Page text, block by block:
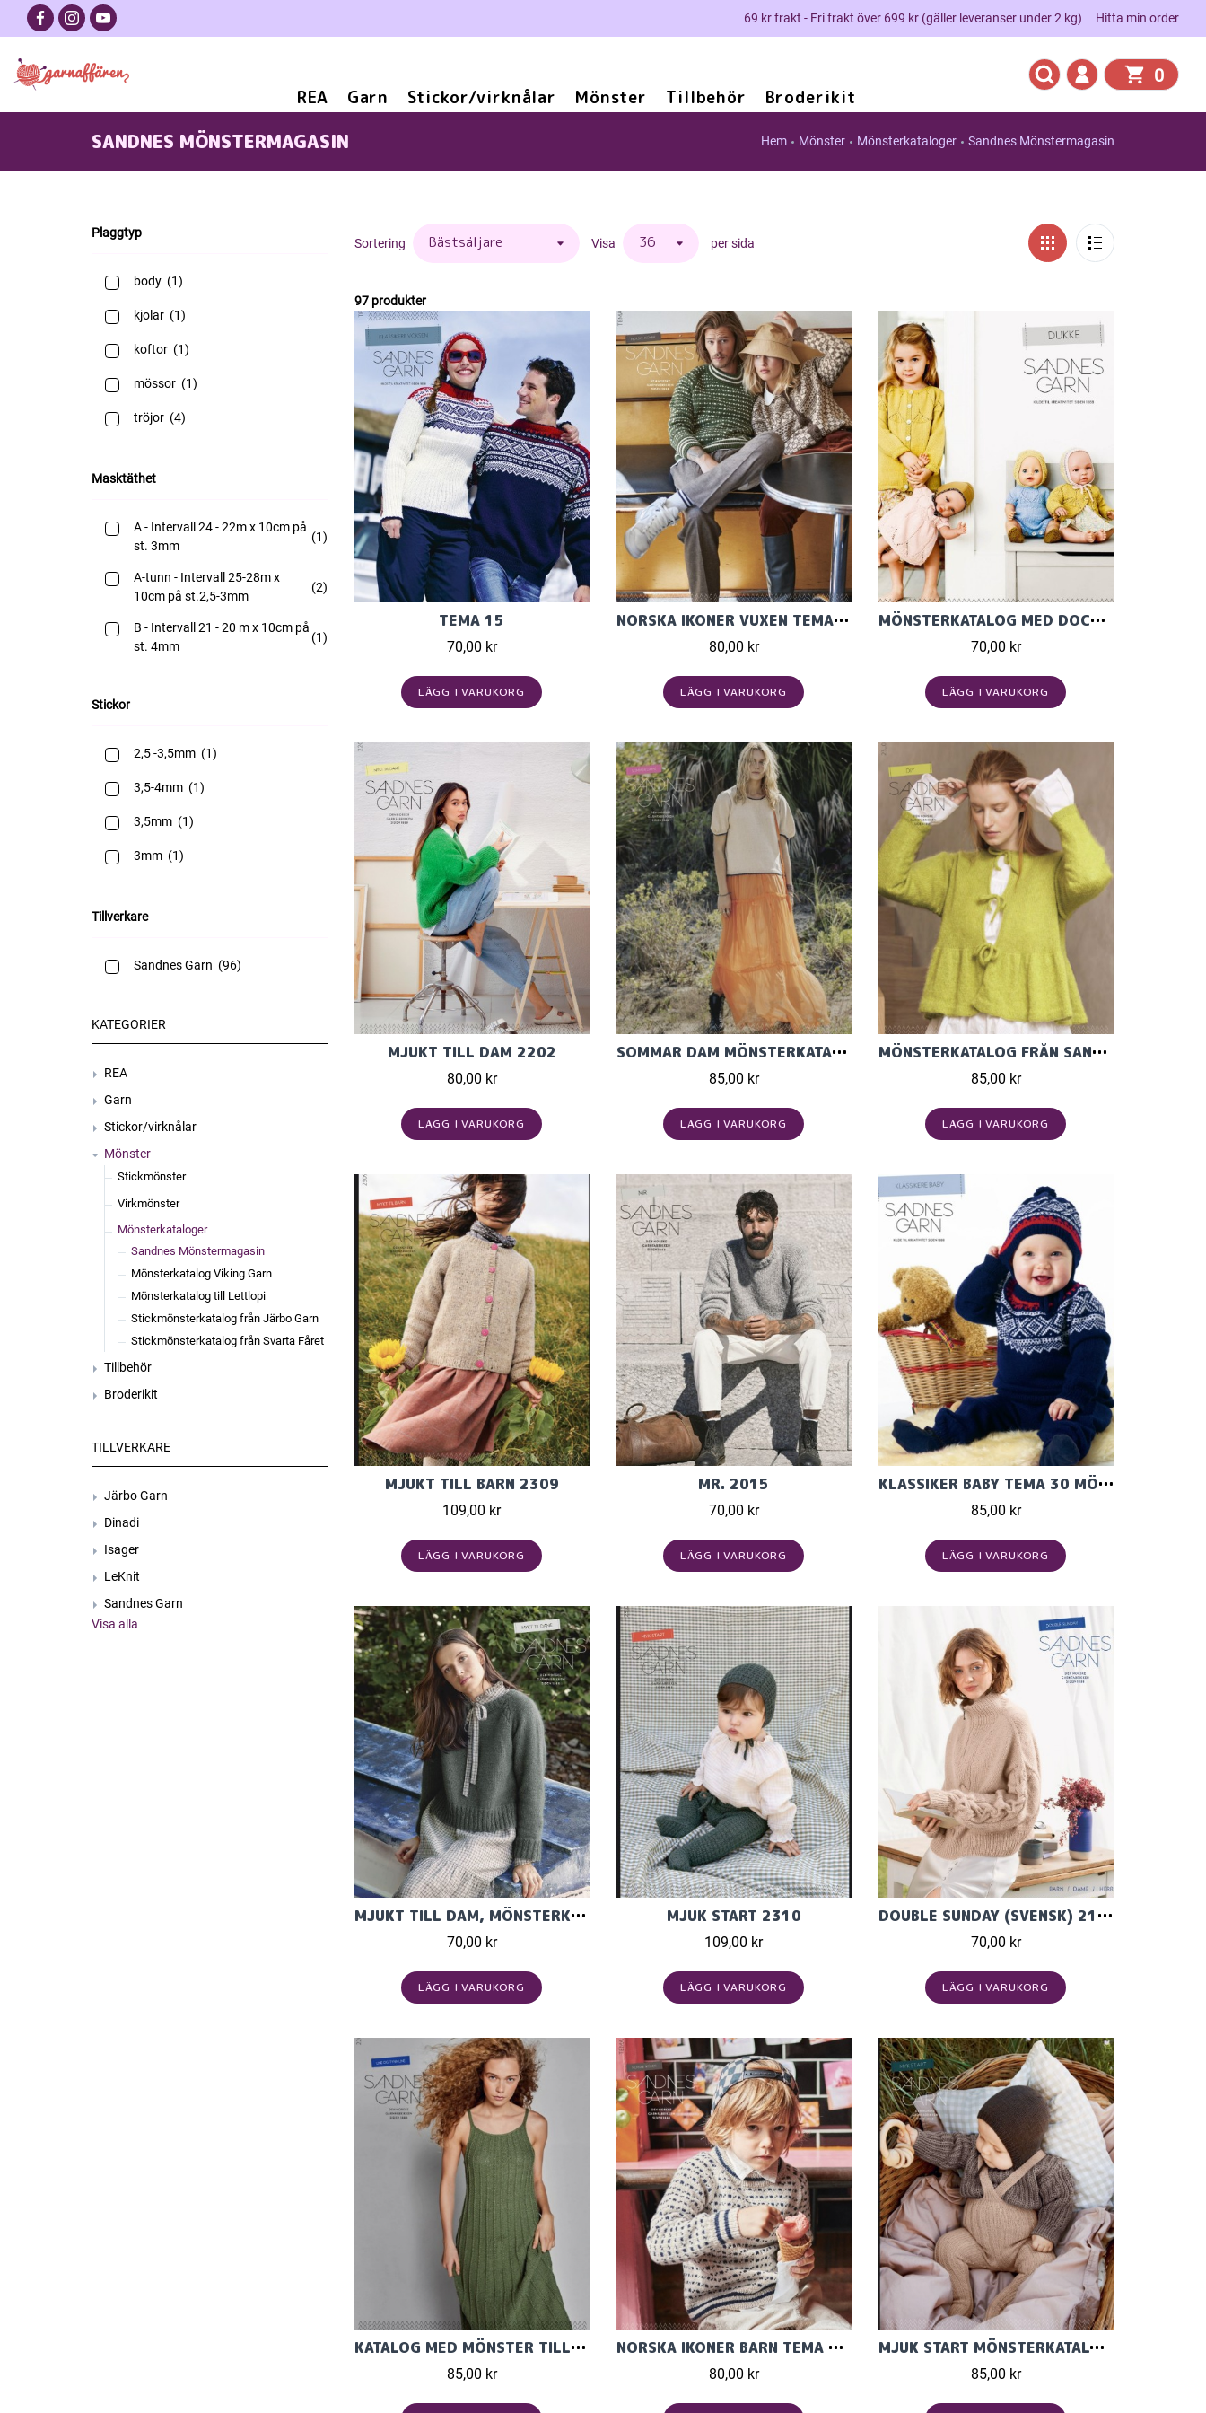
69 kr frakt - Fri frakt över 699 kr (gäller leveranser under 2 kg) Hitta min order
REA Garn Stickor/virknålar Mönster Tillbehör Broderikit
0
SANDNES MÖNSTERMAGASIN Hem Mönster Mönsterkataloger Sandnes Mönstermagasin
Sortering Visa per sida
97 produkter
TEMA 15
70,00 kr
LÄGG I VARUKORG
NORSKA IKONER VUXEN TEMA 72, MÖNSTER PÅ NORSKA
80,00 kr
LÄGG I VARUKORG
MÖNSTERKATALOG MED DOCK KLÄDER FRÅN SANDNES GARN TEMA 54
70,00 kr
LÄGG I VARUKORG
MJUKT TILL DAM 2202
80,00 kr
LÄGG I VARUKORG
SOMMAR DAM MÖNSTERKATALOG SANDNES GARN 2305
85,00 kr
LÄGG I VARUKORG
MÖNSTERKATALOG FRÅN SANDNES GARN DIY 2302
85,00 kr
LÄGG I VARUKORG
MJUKT TILL BARN 2309
109,00 kr
LÄGG I VARUKORG
MR. 2015
70,00 kr
LÄGG I VARUKORG
KLASSIKER BABY TEMA 30 MÖNSTER TILL 0-4ÅR
85,00 kr
LÄGG I VARUKORG
MJUKT TILL DAM, MÖNSTERKATALOG FRÅN SANDNES GARN 2013
70,00 kr
LÄGG I VARUKORG
MJUK START 2310
109,00 kr
LÄGG I VARUKORG
DOUBLE SUNDAY (SVENSK) 2111
70,00 kr
LÄGG I VARUKORG
KATALOG MED MÖNSTER TILL DAM I LINE OCH TYNN LINE 2207
85,00 kr
NORSKA IKONER BARN TEMA 73, MÖNSTER PÅ NORSKA
80,00 kr
MJUK START MÖNSTERKATALOG FÖR BABY I BABYULL LANETT 2213
85,00 kr
Plaggtyp
body (1)
kjolar (1)
koftor (1)
mössor (1)
tröjor (4)
Masktäthet
A - Intervall 24 - 22m x 10cm på
st. 3mm
(1)
A-tunn - Intervall 25-28m x
10cm på st.2,5-3mm
(2)
B - Intervall 21 - 20 m x 10cm på
st. 4mm
(1)
Stickor
2,5 -3,5mm (1)
3,5-4mm (1)
3,5mm (1)
3mm (1)
Tillverkare
Sandnes Garn (96)
KATEGORIER
REA
Garn
Stickor/virknålar
Mönster
Stickmönster
Virkmönster
Mönsterkataloger
Sandnes Mönstermagasin
Mönsterkatalog Viking Garn
Mönsterkatalog till Lettlopi
Stickmönsterkatalog från Järbo Garn
Stickmönsterkatalog från Svarta Fåret
Tillbehör
Broderikit
TILLVERKARE
Järbo Garn
Dinadi
Isager
LeKnit
Sandnes Garn
Visa alla